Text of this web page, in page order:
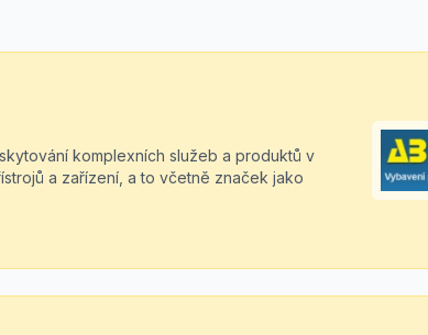
komplexních služeb a produktů v
a zařízení, a to včetně značek jako